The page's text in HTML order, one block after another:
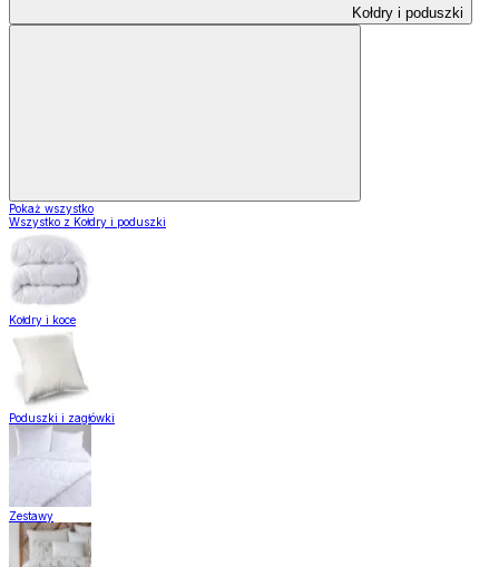
Kołdry i poduszki
Pokaż wszystko
Wszystko z Kołdry i poduszki
Kołdry i koce
Poduszki i zagłówki
Zestawy